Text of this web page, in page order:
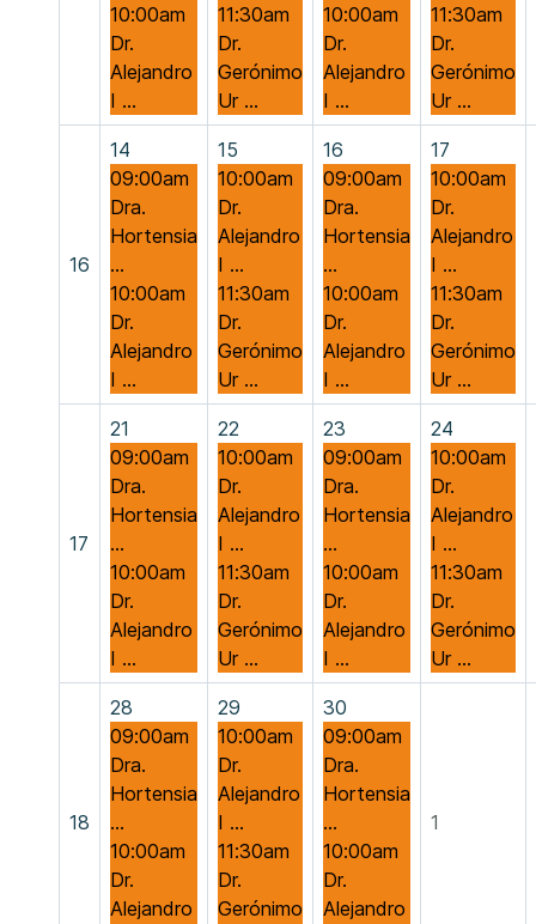
10:00am
Dr.
Alejandro
I ...
11:30am
Dr.
Gerónimo
Ur ...
10:00am
Dr.
Alejandro
I ...
11:30am
Dr.
Gerónimo
Ur ...
16
14
09:00am
Dra.
Hortensia
...
10:00am
Dr.
Alejandro
I ...
15
10:00am
Dr.
Alejandro
I ...
11:30am
Dr.
Gerónimo
Ur ...
16
09:00am
Dra.
Hortensia
...
10:00am
Dr.
Alejandro
I ...
17
10:00am
Dr.
Alejandro
I ...
11:30am
Dr.
Gerónimo
Ur ...
17
21
09:00am
Dra.
Hortensia
...
10:00am
Dr.
Alejandro
I ...
22
10:00am
Dr.
Alejandro
I ...
11:30am
Dr.
Gerónimo
Ur ...
23
09:00am
Dra.
Hortensia
...
10:00am
Dr.
Alejandro
I ...
24
10:00am
Dr.
Alejandro
I ...
11:30am
Dr.
Gerónimo
Ur ...
18
28
09:00am
Dra.
Hortensia
...
10:00am
Dr.
Alejandro
29
10:00am
Dr.
Alejandro
I ...
11:30am
Dr.
Gerónimo
30
09:00am
Dra.
Hortensia
...
10:00am
Dr.
Alejandro
1